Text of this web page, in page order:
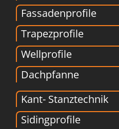
Fassadenprofile
Trapezprofile
Wellprofile
Dachpfanne
Kant- Stanztechnik
Sidingprofile